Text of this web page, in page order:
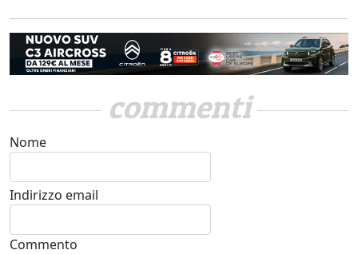
commenti
Nome
Indirizzo email
Commento